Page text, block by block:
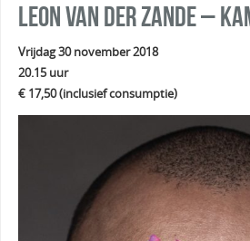
Leon van der Zande –
Vrijdag 30 november 2018
20.15 uur
€ 17,50(inclusief consumptie)